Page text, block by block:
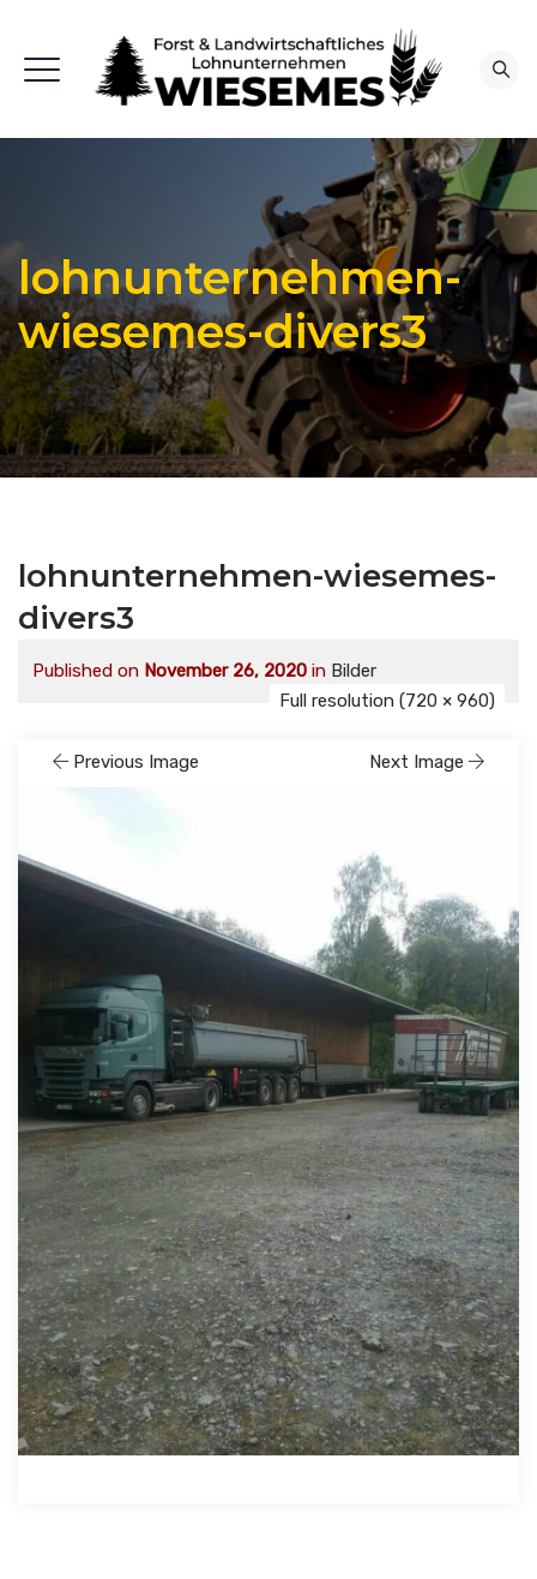
lohnunternehmen-
wiesemes-divers3
lohnunternehmen-wiesemes-
divers3
Published on November 26, 2020 in Bilder
Full resolution (720 × 960)
Previous Image Next Image